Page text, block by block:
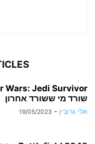
שורד מי ששורד אחרון
אלי גרובין -
19/05/2023